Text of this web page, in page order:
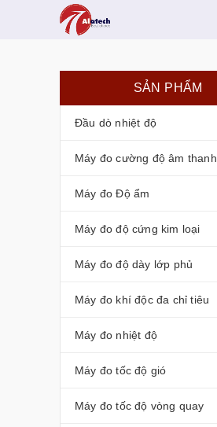
SẢN PHẨM
Đầu dò nhiệt độ
Máy đo cường độ âm thanh
Máy đo Độ ẩm
Máy đo độ cứng kim loại
Máy đo độ dày lớp phủ
Máy đo khí độc đa chỉ tiêu
Máy đo nhiệt độ
Máy đo tốc độ gió
Máy đo tốc độ vòng quay